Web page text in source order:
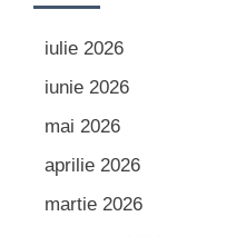
iulie 2026
iunie 2026
mai 2026
aprilie 2026
martie 2026